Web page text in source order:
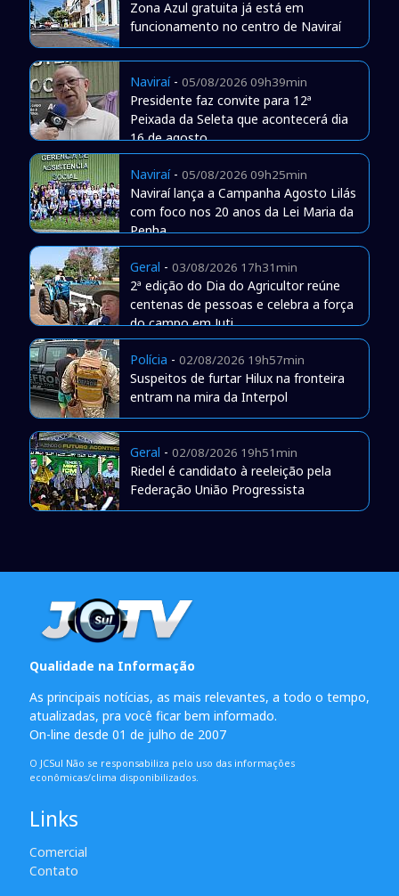
Zona Azul gratuita já está em
funcionamento no centro de Naviraí
Naviraí- 05/08/2026 09h39min
Presidente faz convite para 12ª
Peixada da Seleta que acontecerá dia
16 de agosto
Naviraí- 05/08/2026 09h25min
Naviraí lança a Campanha Agosto Lilás
com foco nos 20 anos da Lei Maria da
Penha
Geral - 03/08/2026 17h31min
2ª edição do Dia do Agricultor reúne
centenas de pessoas e celebra a força
do campo em Juti
Polícia - 02/08/2026 19h57min
Suspeitos de furtar Hilux na fronteira
entram na mira da Interpol
Geral - 02/08/2026 19h51min
Riedel é candidato à reeleição pela
Federação União Progressista
Qualidade na Informação
As principais notícias, as mais relevantes, a todo o tempo,
atualizadas, pra você ficar bem informado.
On-line desde 01 de julho de 2007
O JCSul Não se responsabiliza pelo uso das informações
econômicas/clima disponibilizados.
Links
Comercial
Contato